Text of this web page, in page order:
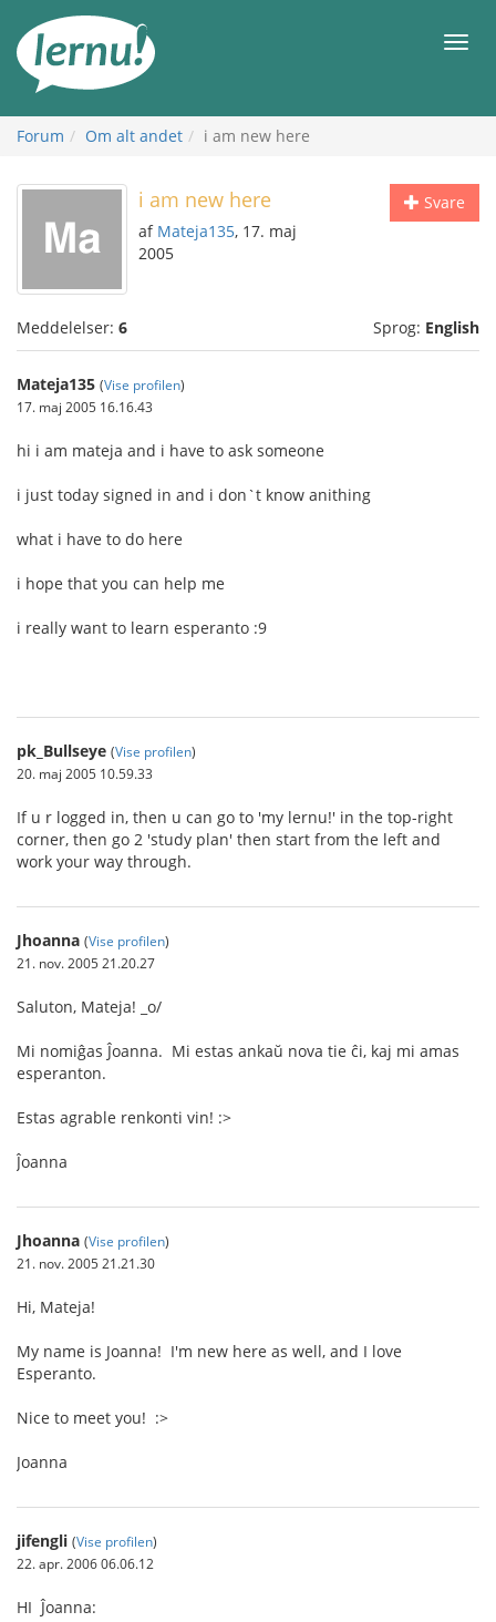
indholdet
Forum Om alt andet i am new here
Svare
i am new here
af Mateja135, 17. maj
2005
Meddelelser: 6 Sprog: English
Mateja135 (Vise profilen)
17. maj 2005 16.16.43
hi i am mateja and i have to ask someone
i just today signed in and i don`t know anithing
what i have to do here
i hope that you can help me
i really want to learn esperanto :9
pk_Bullseye (Vise profilen)
20. maj 2005 10.59.33
If u r logged in, then u can go to 'my lernu!' in the top-right
corner, then go 2 'study plan' then start from the left and
work your way through.
Jhoanna (Vise profilen)
21. nov. 2005 21.20.27
Saluton, Mateja! _o/
Mi nomiĝas Ĵoanna. Mi estas ankaŭ nova tie ĉi, kaj mi amas
esperanton.
Estas agrable renkonti vin! :>
Ĵoanna
Jhoanna (Vise profilen)
21. nov. 2005 21.21.30
Hi, Mateja!
My name is Joanna! I'm new here as well, and I love
Esperanto.
Nice to meet you! :>
Joanna
jifengli (Vise profilen)
22. apr. 2006 06.06.12
HI Ĵoanna: